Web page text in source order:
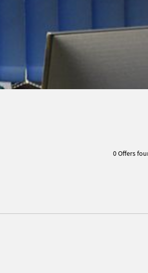
0 Offers